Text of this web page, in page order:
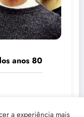
anos 80
a experiência mais